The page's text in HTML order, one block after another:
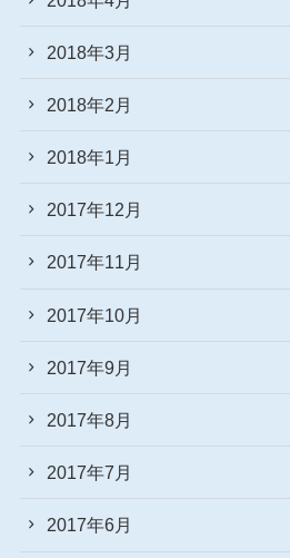
2018年3月
2018年2月
2018年1月
2017年12月
2017年11月
2017年10月
2017年9月
2017年8月
2017年7月
2017年6月